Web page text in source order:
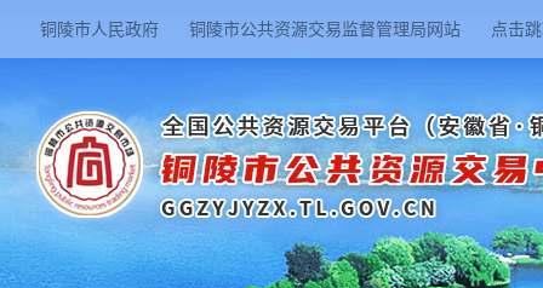
铜陵市人民政府 铜陵市公共资源交易监督管理局网站 点击